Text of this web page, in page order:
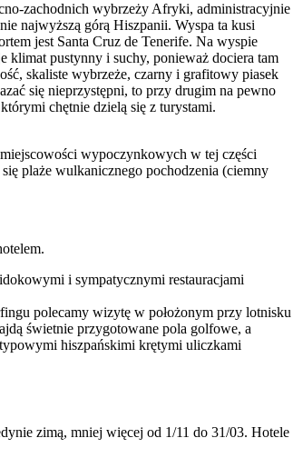
zachodnich wybrzeży Afryki, administracyjnie
najwyższą górą Hiszpanii. Wyspa ta kusi
jest Santa Cruz de Tenerife. Na wyspie
klimat pustynny i suchy, ponieważ dociera tam
skaliste wybrzeże, czarny i grafitowy piasek
się nieprzystępni, to przy drugim na pewno
chętnie dzielą się z turystami.
wypoczynkowych w tej części
plaże wulkanicznego pochodzenia (ciemny
i sympatycznymi restauracjami
polecamy wizytę w położonym przy lotnisku
świetnie przygotowane pola golfowe, a
hiszpańskimi krętymi uliczkami
zimą, mniej więcej od 1/11 do 31/03. Hotele